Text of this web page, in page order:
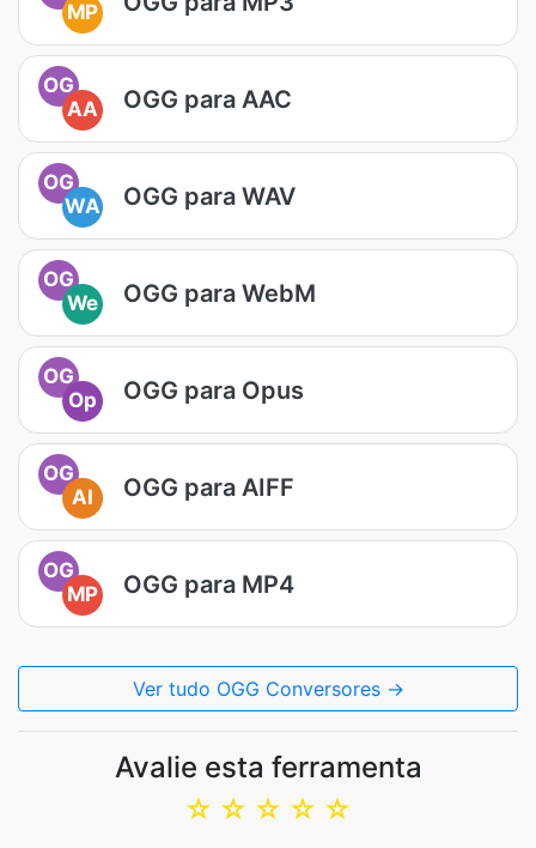
MP
OG
AA
OGG para AAC
OG
WA
OGG para WAV
OG
We
OGG para WebM
OG
Op
OGG para Opus
OG
AI
OGG para AIFF
OG
MP
OGG para MP4
Ver tudo OGG Conversores →
Avalie esta ferramenta
☆
☆
☆
☆
☆